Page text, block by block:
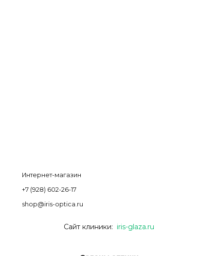
Интернет-магазин
+7 (928) 602-26-17
shop@iris-optica.ru
Сайт клиники: iris-glaza.ru